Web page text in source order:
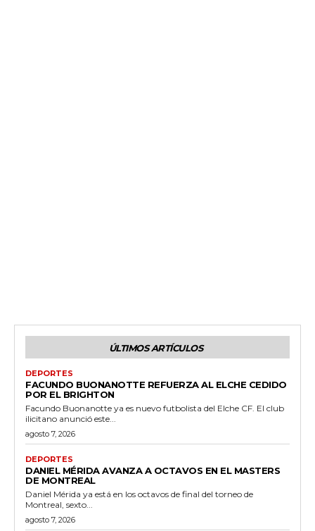
ÚLTIMOS ARTÍCULOS
DEPORTES
FACUNDO BUONANOTTE REFUERZA AL ELCHE CEDIDO
POR EL BRIGHTON
Facundo Buonanotte ya es nuevo futbolista del Elche CF. El club
ilicitano anunció este...
agosto 7, 2026
DEPORTES
DANIEL MÉRIDA AVANZA A OCTAVOS EN EL MASTERS
DE MONTREAL
Daniel Mérida ya está en los octavos de final del torneo de
Montreal, sexto...
agosto 7, 2026